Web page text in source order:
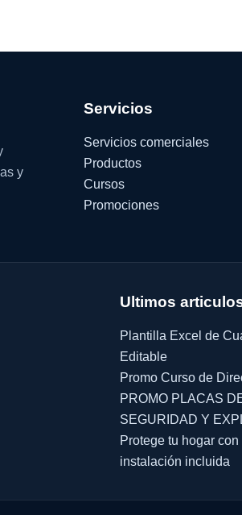
y
Servicios
Servicios comerciales
Productos
Cursos
Promociones
Ultimos
Plantilla Excel de
Editable
Promo Curso de
PROMO PLACAS
SEGURIDAD Y
Protege tu hogar
instalación incluida